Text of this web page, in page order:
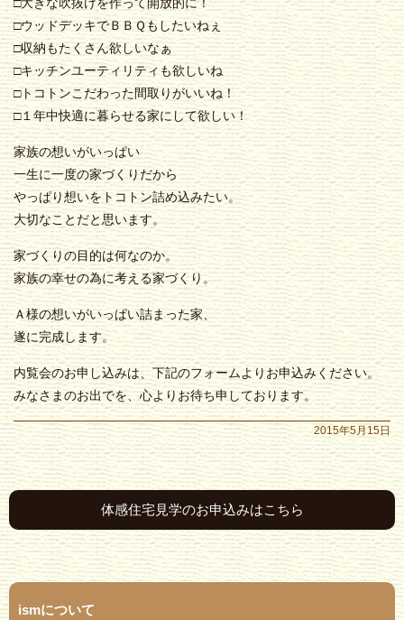
□ウッドデッキでＢＢＱもしたいねぇ
□収納もたくさん欲しいなぁ
□キッチンユーティリティも欲しいね
□トコトンこだわった間取りがいいね！
□１年中快適に暮らせる家にして欲しい！
家族の想いがいっぱい
一生に一度の家づくりだから
やっぱり想いをトコトン詰め込みたい。
大切なことだと思います。
家づくりの目的は何なのか。
家族の幸せの為に考える家づくり。
Ａ様の想いがいっぱい詰まった家、
遂に完成します。
内覧会のお申し込みは、下記のフォームよりお申込みください。
みなさまのお出でを、心よりお待ち申しております。
2015年5月15日
体感住宅見学のお申込みはこちら
ismについて